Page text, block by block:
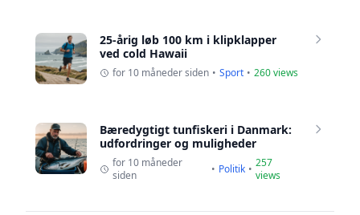
25-årig løb 100 km i klipklapper
ved cold Hawaii
for 10 måneder siden • Sport • 260 views
Bæredygtigt tunfiskeri i Danmark:
udfordringer og muligheder
for 10 måneder
siden
• Politik • 257
views